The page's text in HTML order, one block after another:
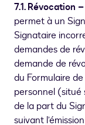
7.1. Révocation
permet à un
Signataire
demandes de
demande de
du Formulaire
personnel (situé
de la part du
suivant